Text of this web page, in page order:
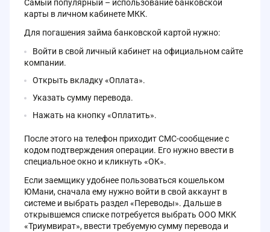
Самый популярный – использование банковской
карты в личном кабинете МКК.
Для погашения займа банковской картой нужно:
Войти в свой личный кабинет на официальном сайте
компании.
Открыть вкладку «Оплата».
Указать сумму перевода.
Нажать на кнопку «Оплатить».
После этого на телефон приходит СМС-сообщение с
кодом подтверждения операции. Его нужно ввести в
специальное окно и кликнуть «ОК».
Если заемщику удобнее пользоваться кошельком
ЮМани, сначала ему нужно войти в свой аккаунт в
системе и выбрать раздел «Переводы». Дальше в
открывшемся списке потребуется выбрать ООО МКК
«Триумвират», ввести требуемую сумму перевода и